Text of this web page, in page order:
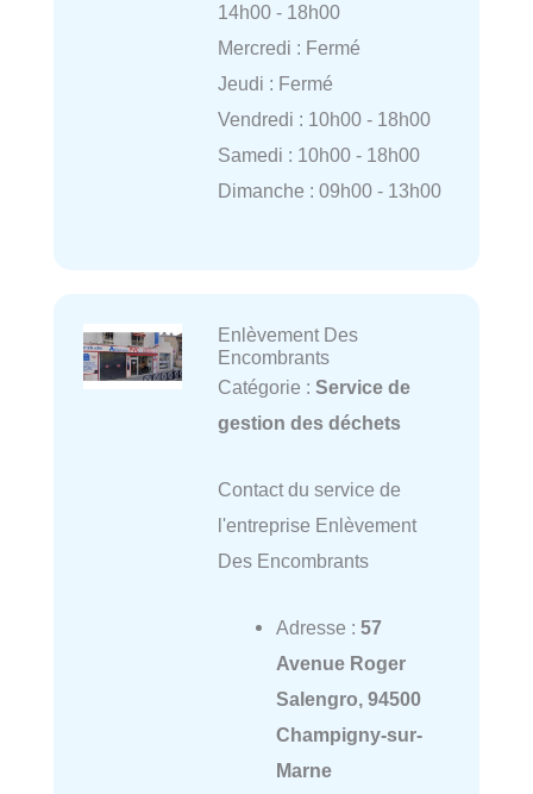
14h00 - 18h00
Mercredi : Fermé
Jeudi : Fermé
Vendredi : 10h00 - 18h00
Samedi : 10h00 - 18h00
Dimanche : 09h00 - 13h00
Enlèvement Des
Encombrants
Catégorie : Service de
gestion des déchets
Contact du service de
l'entreprise Enlèvement
Des Encombrants
Adresse : 57
Avenue Roger
Salengro, 94500
Champigny-sur-
Marne